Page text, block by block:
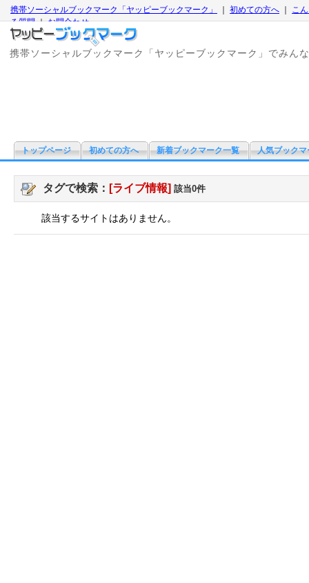
携帯ソーシャルブックマーク「ヤッピーブックマーク」 初めての方へ
こ
る質問｜お問合わせ
携帯ソーシャルブックマーク「ヤッピーブックマーク」でみん
トップページ 初めての方へ 新着ブックマーク一覧 人気ブックマ
タグで検索： [ライブ情報] 該当0件
該当するサイトはありません。